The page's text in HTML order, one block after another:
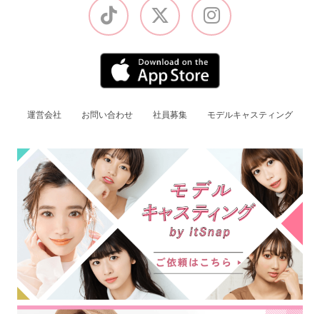
運営会社 お問い合わせ 社員募集 モデルキャスティング